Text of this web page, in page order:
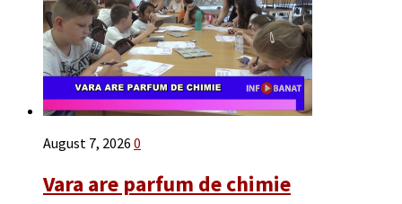
August 7, 2026 0
Vara are parfum de chimie